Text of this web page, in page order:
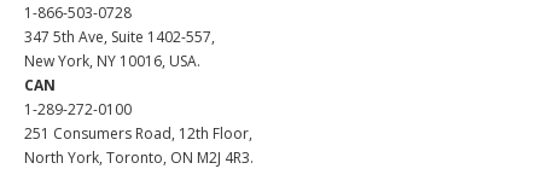
1-866-503-0728
347 5th Ave, Suite 1402-557,
New York, NY 10016, USA.
CAN
1-289-272-0100
251 Consumers Road, 12th Floor,
North York, Toronto, ON M2J 4R3.